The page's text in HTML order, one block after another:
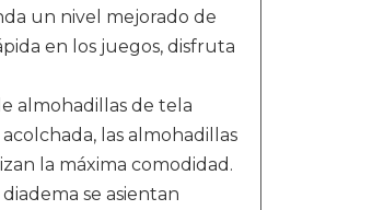
un nivel mejorado de
en los juegos, disfruta
almohadillas de tela
las almohadillas
la máxima comodidad.
se asientan